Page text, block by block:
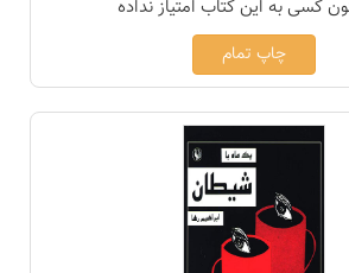
چاپ تمام